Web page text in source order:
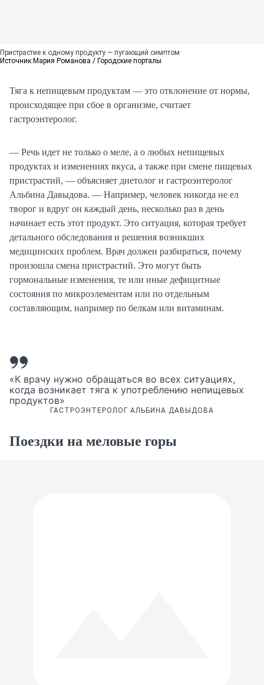
Пристрастие к одному продукту — пугающий симптом
Источник: Мария Романова / Городские порталы
Тяга к непищевым продуктам — это отклонение от нормы,
происходящее при сбое в организме, считает
гастроэнтеролог.
— Речь идет не только о меле, а о любых непищевых
продуктах и изменениях вкуса, а также при смене пищевых
пристрастий, — объясняет диетолог и гастроэнтеролог
Альбина Давыдова. — Например, человек никогда не ел
творог и вдруг он каждый день, несколько раз в день
начинает есть этот продукт. Это ситуация, которая требует
детального обследования и решения возникших
медицинских проблем. Врач должен разбираться, почему
произошла смена пристрастий. Это могут быть
гормональные изменения, те или иные дефицитные
состояния по микроэлементам или по отдельным
составляющим, например по белкам или витаминам.
«К врачу нужно обращаться во всех ситуациях,
когда возникает тяга к употреблению непищевых
продуктов»
ГАСТРОЭНТЕРОЛОГ АЛЬБИНА ДАВЫДОВА
Поездки на меловые горы